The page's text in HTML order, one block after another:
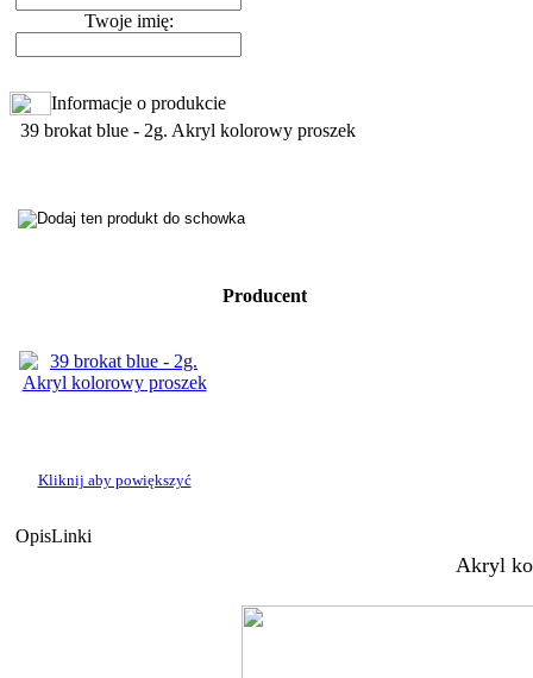
Twoje imię:
Informacje o produkcie
39 brokat blue - 2g. Akryl kolorowy proszek
Kliknij aby powiększyć
Producent
OpisLinki
Akryl